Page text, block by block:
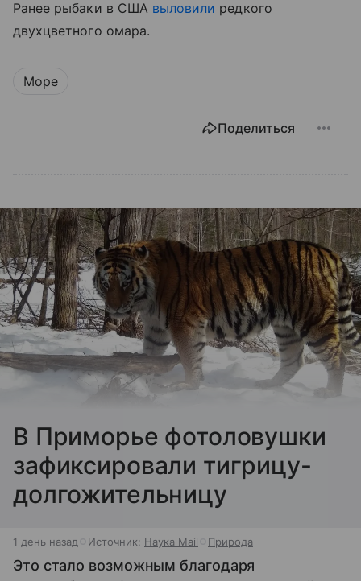
Ранее рыбаки в США выловили редкого
двухцветного омара.
Море
Поделиться
В Приморье фотоловушки
зафиксировали тигрицу-
долгожительницу
1 день назад Источник: Наука Mail Природа
Это стало возможным благодаря